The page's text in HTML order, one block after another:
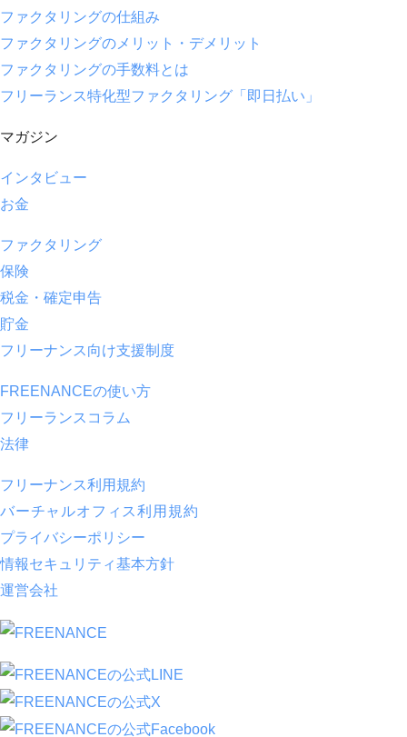
ファクタリングの仕組み
ファクタリングのメリット・デメリット
ファクタリングの手数料とは
フリーランス特化型ファクタリング「即日払い」
マガジン
インタビュー
お金
ファクタリング
保険
税金・確定申告
貯金
フリーナンス向け支援制度
FREENANCEの使い方
フリーランスコラム
法律
フリーナンス利用規約
バーチャルオフィス利用規約
プライバシーポリシー
情報セキュリティ基本方針
運営会社